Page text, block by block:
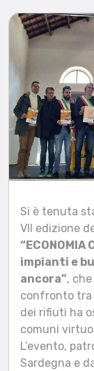
Si è tenuta
VII edizione
impianti e
ancora”,
confronto tra
dei rifiuti ha
comuni
L’evento,
Sardegna e